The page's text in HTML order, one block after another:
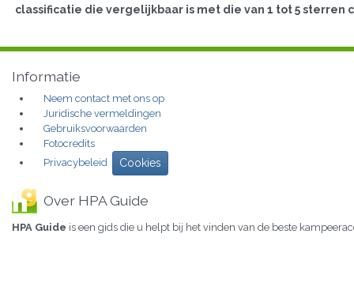
classificatie die vergelijkbaar is met die van 1 tot 5 sterren
Informatie
Neem contact met ons op
Juridische vermeldingen
Gebruiksvoorwaarden
Fotocredits
Privacybeleid
Cookies
Over HPA Guide
HPA Guide is een gids die u helpt bij het vinden van de beste